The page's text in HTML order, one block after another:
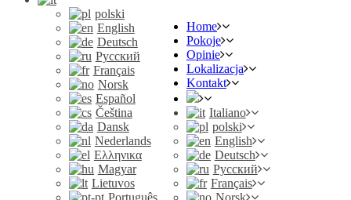
polski
English
Deutsch
Русский
Français
Norsk
Español
Čeština
Dansk
Nederlands
Ελληνικα
Magyar
Lietuvos
Português
Home
Pokoje
Opinie
Lokalizacja
Kontakt
Italiano
polski
English
Deutsch
Русский
Français
Norsk